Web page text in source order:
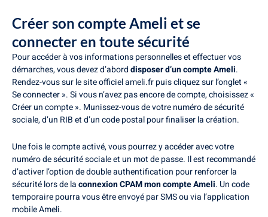
Créer son compte Ameli et se
connecter en toute sécurité
Pour accéder à vos informations personnelles et effectuer vos
démarches, vous devez d’aborddisposer d’un compte Ameli.
Rendez-vous sur le site officiel ameli.fr puis cliquez sur l’onglet «
Se connecter ». Si vous n’avez pas encore de compte, choisissez «
Créer un compte ». Munissez-vous de votre numéro de sécurité
sociale, d’un RIB et d’un code postal pour finaliser la création.
Une fois le compte activé, vous pourrez y accéder avec votre
numéro de sécurité sociale et un mot de passe. Il est recommandé
d’activer l’option de double authentification pour renforcer la
sécurité lors de laconnexion CPAM mon compte Ameli. Un code
temporaire pourra vous être envoyé par SMS ou via l’application
mobile Ameli.